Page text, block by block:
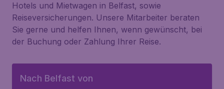
Hotels und Mietwagen in Belfast, sowie
Reiseversicherungen. Unsere Mitarbeiter beraten
Sie gerne und helfen Ihnen, wenn gewünscht, bei
der Buchung oder Zahlung Ihrer Reise.
Nach Belfast von